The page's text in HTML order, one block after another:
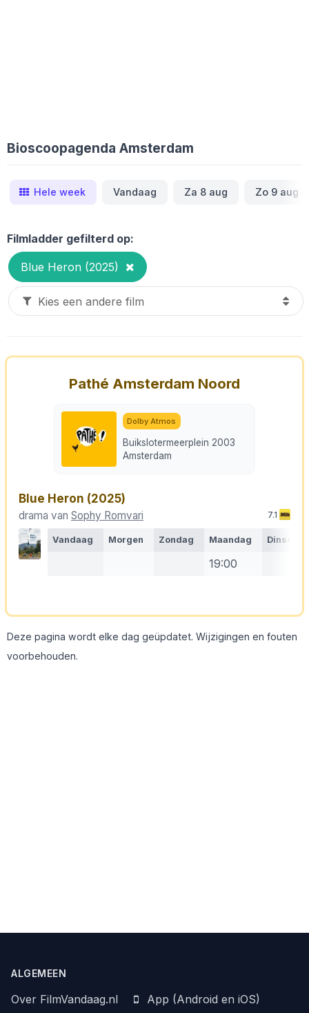
Bioscoopagenda Amsterdam
Hele week Vandaag Za 8 aug Zo 9 aug
Filmladder gefilterd op:
Blue Heron (2025)
Pathé Amsterdam Noord
Dolby Atmos
Buikslotermeerplein 2003
Amsterdam
Blue Heron (2025)
drama van Sophy Romvari 7.1
Vandaag Morgen Zondag Maandag Dinsdag
19:00
Deze pagina wordt elke dag geüpdatet. Wijzigingen en fouten
voorbehouden.
ALGEMEEN
Over FilmVandaag.nl App (Android en iOS)